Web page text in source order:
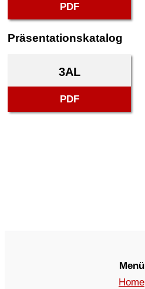
PDF
Präsentationskatalog
3AL
PDF
Menü
Home